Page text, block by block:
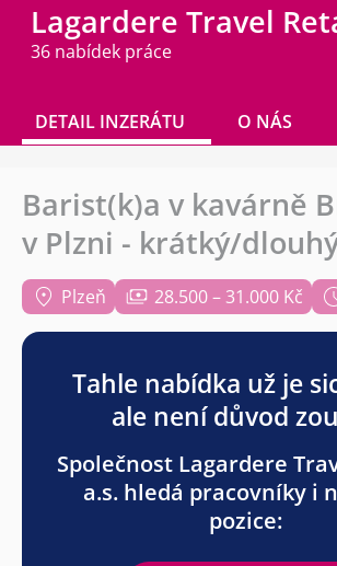
Lagardere Travel
36 nabídek práce
DETAIL INZERÁTU O NÁS
Barist(k)a v kavárně
v Plzni - krátký/
Plzeň 28.500 – 31.000 Kč
Tahle nabídka už je
ale není důvod
Společnost Lagardere
a.s. hledá pracovníky i
pozice: